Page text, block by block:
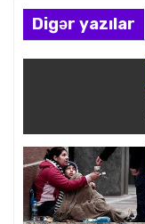
ı
n
v
i
q
Digər yazılar